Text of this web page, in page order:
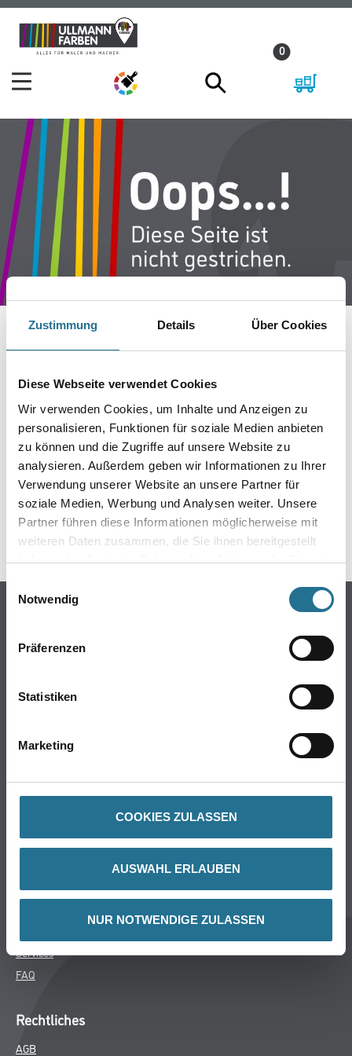
Zustimmung Details Über Cookies
Diese Webseite verwendet Cookies
Wir verwenden Cookies, um Inhalte und Anzeigen zu
personalisieren, Funktionen für soziale Medien anbieten
zu können und die Zugriffe auf unsere Website zu
analysieren. Außerdem geben wir Informationen zu Ihrer
Verwendung unserer Website an unsere Partner für
soziale Medien, Werbung und Analysen weiter. Unsere
Partner führen diese Informationen möglicherweise mit
weiteren Daten zusammen, die Sie ihnen bereitgestellt
haben oder die sie im Rahmen Ihrer Nutzung der Dienste
Einwilligungsauswahl
Notwendig
Präferenzen
Statistiken
Marketing
COOKIES ZULASSEN
AUSWAHL ERLAUBEN
NUR NOTWENDIGE ZULASSEN
Zum
Inhalt
Zum
Navigationsmenü
0
IST AUFGETRETEN
Keine Sorge, wir pinseln schon an der Lösung und
werden das Problem so schnell wie möglich beheben.
Erkunden Sie in der Zwischenzeit unseren Online-Shop
und lassen Sie sich inspirieren.
ZURÜCK ZUM ONLINE-SHOP
Online-Shop
Putze- und Spachtelmassen
Wand- & Deckenbeläge
Über uns
MPlus
Services
FAQ
Rechtliches
AGB